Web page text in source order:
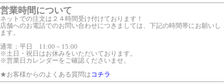
営業時間について
ネットでの注文は２４時間受け付けております！
店舗へのお電話でのお問い合わせにつきましては、下記の時間帯にお願いし
ます。
通常：平日 11:00－15:00
※土日・祝日はお休みをいただいております。
※営業日カレンダーをご確認くださいませ。
★お客様からのよくある質問は コチラ